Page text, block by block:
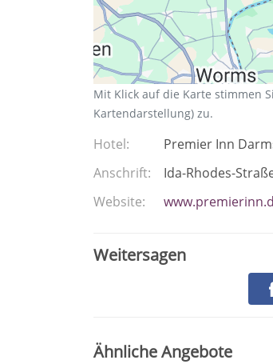
Mit Klick auf die Karte stimmen
Kartendarstellung) zu.
Hotel
Premier Inn
Anschrift
Ida-Rhodes-
Website
Weitersagen
Ähnliche Angebote